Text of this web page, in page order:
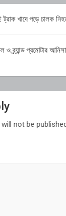
ট্রাক খাদে পড়ে চালক
ও ব্র্যান্ড প্রমোটার
not be